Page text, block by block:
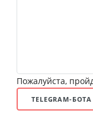
Пожалуйста,
TELEGRAM-БОТА